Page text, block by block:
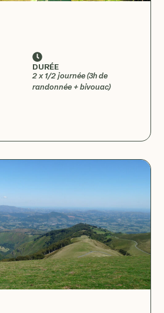
DURÉE
2 x 1/2 journée (3h de
randonnée + bivouac)